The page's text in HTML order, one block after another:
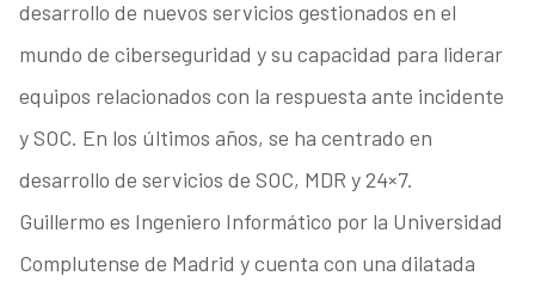
desarrollo de nuevos servicios gestionados en el
mundo de ciberseguridad y su capacidad para liderar
equipos relacionados con la respuesta ante incidente
y SOC. En los últimos años, se ha centrado en
desarrollo de servicios de SOC, MDR y 24×7.
Guillermo es Ingeniero Informático por la Universidad
Complutense de Madrid y cuenta con una dilatada